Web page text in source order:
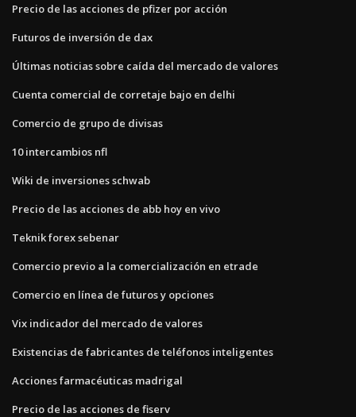
Precio de las acciones de pfizer por acción
Futuros de inversión de dax
Últimas noticias sobre caída del mercado de valores
Cuenta comercial de corretaje bajo en delhi
Comercio de grupo de divisas
10 intercambios nfl
Wiki de inversiones schwab
Precio de las acciones de abb hoy en vivo
Teknik forex sebenar
Comercio previo a la comercialización en etrade
Comercio en línea de futuros y opciones
Vix indicador del mercado de valores
Existencias de fabricantes de teléfonos inteligentes
Acciones farmacéuticas madrigal
Precio de las acciones de fiserv